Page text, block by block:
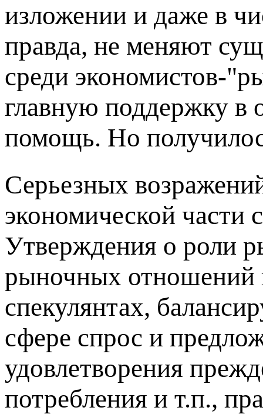
изложении и даже в
правда, не меняют
среди экономистов-
главную поддержку в
помощь. Но
Серьезных
экономической части
Утверждения о роли
рыночных отношений
спекулянтах,
сфере спрос и
удовлетворения
потребления и т.п.,